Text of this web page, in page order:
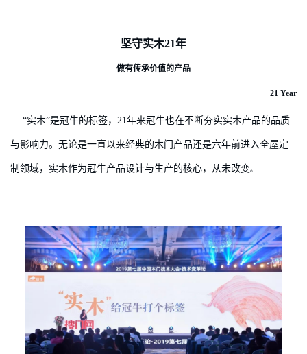
坚守实木21年
做有传承价值的产品
21 Year
“实木”是冠牛的标签，21年来冠牛也在不断夯实实木产品的品质
与影响力。无论是一直以来经典的木门产品还是六年前进入全屋定
制领域，实木作为冠牛产品设计与生产的核心，从未改变。